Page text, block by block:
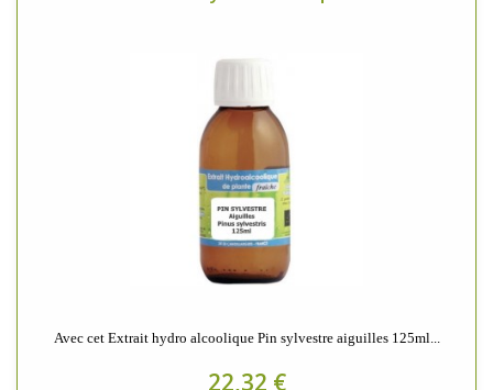
Avec cet Extrait hydro alcoolique Pin sylvestre aiguilles 125ml...
22,32 €